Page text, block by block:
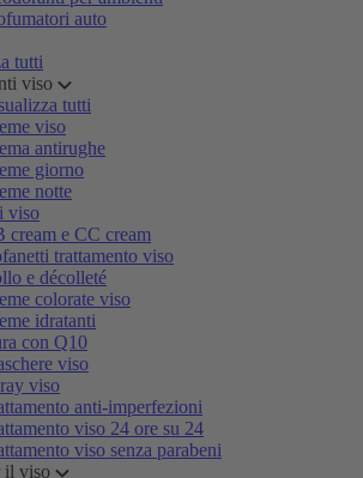
auto
tutti
viso
tutti
viso
antirughe
giorno
notte
viso
cream e CC cream
trattamento viso
e décolleté
colorate viso
idratanti
con Q10
viso
viso
anti-imperfezioni
viso 24 ore su 24
viso senza parabeni
il viso